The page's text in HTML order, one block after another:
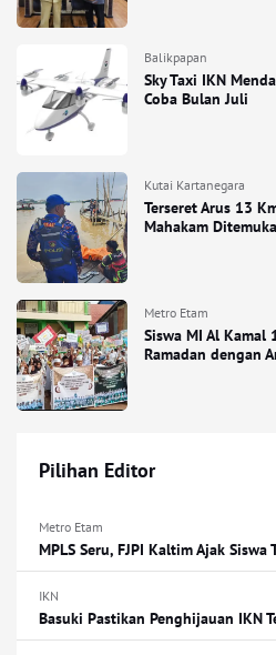
Balikpapan
Sky Taxi IKN
Coba Bulan Juli
Kutai Kartanegara
Terseret Arus 13
Mahakam
Metro Etam
Siswa MI Al Kamal
Ramadan dengan
Pilihan Editor
Metro Etam
MPLS Seru, FJPI Kaltim Ajak
IKN
Basuki Pastikan Penghijauan IKN